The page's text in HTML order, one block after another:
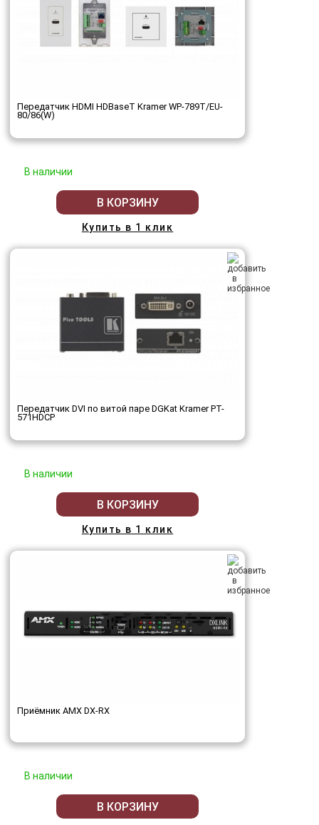
Передатчик HDMI HDBaseT Kramer WP-789T/EU-
80/86(W)
В наличии
В КОРЗИНУ
Купить в 1 клик
Передатчик DVI по витой паре DGKat Kramer PT-
571HDCP
В наличии
В КОРЗИНУ
Купить в 1 клик
Приёмник AMX DX-RX
В наличии
В КОРЗИНУ